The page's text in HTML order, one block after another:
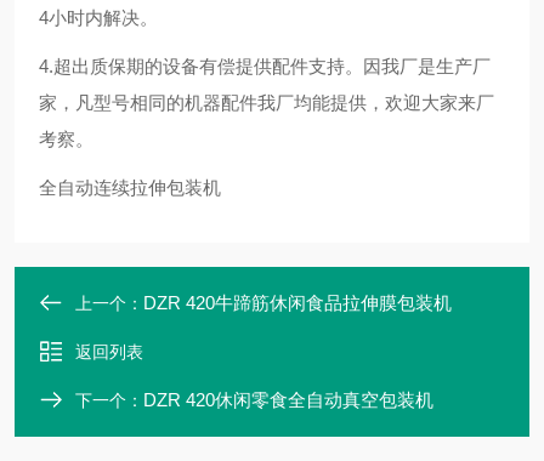
4小时内解决。
4.超出质保期的设备有偿提供配件支持。因我厂是生产厂
家，凡型号相同的机器配件我厂均能提供，欢迎大家来厂
考察。
全自动连续拉伸包装机
上一个： DZR 420牛蹄筋休闲食品拉伸膜包装机
返回列表
下一个： DZR 420休闲零食全自动真空包装机